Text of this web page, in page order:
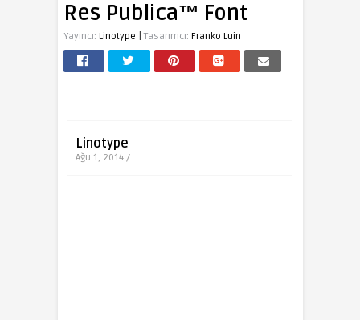
Res Publica™ Font
Yayıncı: Linotype |Tasarımcı: Franko Luin
Linotype
Ağu 1, 2014 /